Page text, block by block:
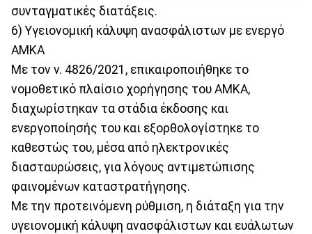
συνταγματικές διατάξεις.
6) Υγειονομική κάλυψη ανασφάλιστων με ενεργό
ΑΜΚΑ
Με τον ν. 4826/2021, επικαιροποιήθηκε το
νομοθετικό πλαίσιο χορήγησης του ΑΜΚΑ,
διαχωρίστηκαν τα στάδια έκδοσης και
ενεργοποίησής του και εξορθολογίστηκε το
καθεστώς του, μέσα από ηλεκτρονικές
διασταυρώσεις, για λόγους αντιμετώπισης
φαινομένων καταστρατήγησης.
Με την προτεινόμενη ρύθμιση, η διάταξη για την
υγειονομική κάλυψη ανασφάλιστων και ευάλωτων